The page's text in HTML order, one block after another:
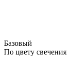
Базовый
По цвету свечения